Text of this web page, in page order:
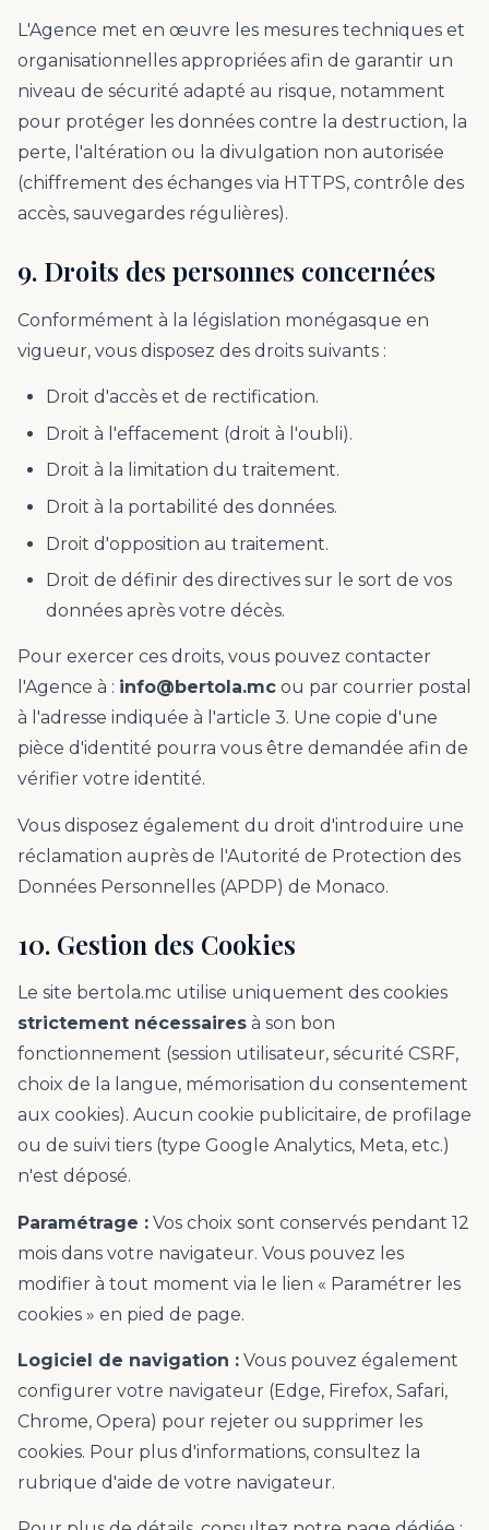
L'Agence met en œuvre les mesures techniques et
organisationnelles appropriées afin de garantir un
niveau de sécurité adapté au risque, notamment
pour protéger les données contre la destruction, la
perte, l'altération ou la divulgation non autorisée
(chiffrement des échanges via HTTPS, contrôle des
accès, sauvegardes régulières).
9. Droits des personnes concernées
Conformément à la législation monégasque en
vigueur, vous disposez des droits suivants :
Droit d'accès et de rectification.
Droit à l'effacement (droit à l'oubli).
Droit à la limitation du traitement.
Droit à la portabilité des données.
Droit d'opposition au traitement.
Droit de définir des directives sur le sort de vos
données après votre décès.
Pour exercer ces droits, vous pouvez contacter
l'Agence à : info@bertola.mc ou par courrier postal
à l'adresse indiquée à l'article 3. Une copie d'une
pièce d'identité pourra vous être demandée afin de
vérifier votre identité.
Vous disposez également du droit d'introduire une
réclamation auprès de l'Autorité de Protection des
Données Personnelles (APDP) de Monaco.
10. Gestion des Cookies
Le site bertola.mc utilise uniquement des cookies
strictement nécessaires à son bon
fonctionnement (session utilisateur, sécurité CSRF,
choix de la langue, mémorisation du consentement
aux cookies). Aucun cookie publicitaire, de profilage
ou de suivi tiers (type Google Analytics, Meta, etc.)
n'est déposé.
Paramétrage : Vos choix sont conservés pendant 12
mois dans votre navigateur. Vous pouvez les
modifier à tout moment via le lien « Paramétrer les
cookies » en pied de page.
Logiciel de navigation : Vous pouvez également
configurer votre navigateur (Edge, Firefox, Safari,
Chrome, Opera) pour rejeter ou supprimer les
cookies. Pour plus d'informations, consultez la
rubrique d'aide de votre navigateur.